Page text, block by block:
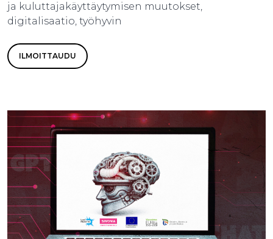
ja kuluttajakäyttäytymisen muutokset,
digitalisaatio, työhyvin
ILMOITTAUDU